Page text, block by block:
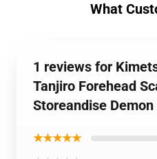
What
1 reviews for
Tanjiro Forehead
Storeandise
★★★★★